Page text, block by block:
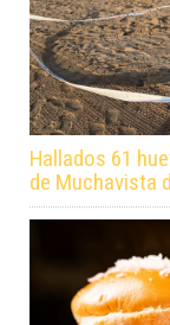
Hallados 61
de Muchavista